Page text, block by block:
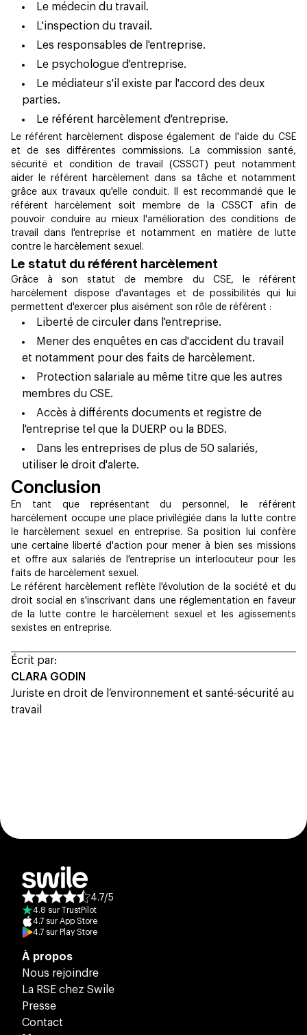
Le médecin du travail.
L'inspection du travail.
Les responsables de l'entreprise.
Le psychologue d'entreprise.
Le médiateur s'il existe par l'accord des deux
parties.
Le référent harcèlement d'entreprise.
Le référent harcèlement dispose également de l'aide du CSE
et de ses différentes commissions. La commission santé,
sécurité et condition de travail (CSSCT) peut notamment
aider le référent harcèlement dans sa tâche et notamment
grâce aux travaux qu'elle conduit. Il est recommandé que le
référent harcèlement soit membre de la CSSCT afin de
pouvoir conduire au mieux l'amélioration des conditions de
travail dans l'entreprise et notamment en matière de lutte
contre le harcèlement sexuel.
Le statut du référent harcèlement
Grâce à son statut de membre du CSE, le référent
harcèlement dispose d'avantages et de possibilités qui lui
permettent d'exercer plus aisément son rôle de référent :
Liberté de circuler dans l'entreprise.
Mener des enquêtes en cas d'accident du travail
et notamment pour des faits de harcèlement.
Protection salariale au même titre que les autres
membres du CSE.
Accès à différents documents et registre de
l'entreprise tel que la DUERP ou la BDES.
Dans les entreprises de plus de 50 salariés,
utiliser le droit d'alerte.
Conclusion
En tant que représentant du personnel, le référent
harcèlement occupe une place privilégiée dans la lutte contre
le harcèlement sexuel en entreprise. Sa position lui confère
une certaine liberté d'action pour mener à bien ses missions
et offre aux salariés de l'entreprise un interlocuteur pour les
faits de harcèlement sexuel.
Le référent harcèlement reflète l'évolution de la société et du
droit social en s'inscrivant dans une réglementation en faveur
de la lutte contre le harcèlement sexuel et les agissements
sexistes en entreprise.
Écrit par:
CLARA GODIN
Juriste en droit de l’environnement et santé-sécurité au
travail
Note moyenne des avis :
4.7/5
4.8 sur TrustPilot
4.7 sur App Store
4.7 sur Play Store
À propos
Nous rejoindre
La RSE chez Swile
Presse
Contact